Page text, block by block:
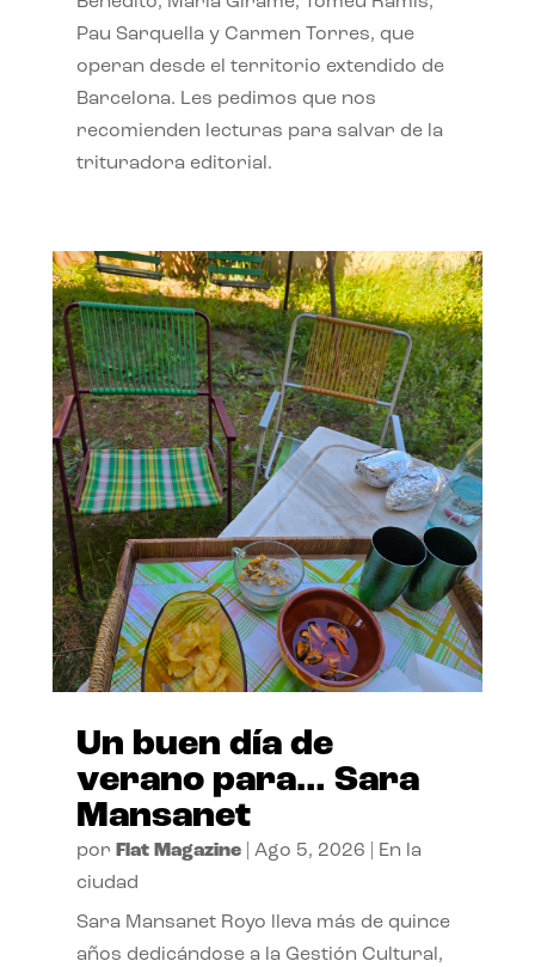
Pau Sarquella y Carmen Torres, que
operan desde el territorio extendido de
Barcelona. Les pedimos que nos
recomienden lecturas para salvar de la
trituradora editorial.
Un buen día de
verano para… Sara
Mansanet
por Flat Magazine| Ago 5, 2026
En la
ciudad
Sara Mansanet Royo lleva más de quince
años dedicándose a la Gestión Cultural,